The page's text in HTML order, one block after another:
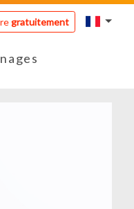
gratuitement